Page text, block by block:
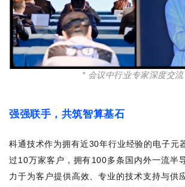
* 会议中行业专家深度交流
强强联手，共筑智算基石
科通技术作为拥有近30年行业经验的电子元
过10万家客户，拥有100多条国内外一流半
力于为客户提供高效、专业的技术支持与供